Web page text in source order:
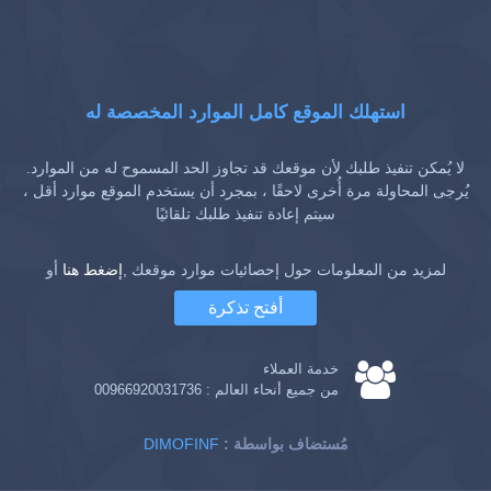
استهلك الموقع كامل الموارد المخصصة له
لا يُمكن تنفيذ طلبك لأن موقعك قد تجاوز الحد المسموح له من الموارد.
يُرجى المحاولة مرة أُخرى لاحقًا ، بمجرد أن يستخدم الموقع موارد أقل ،
سيتم إعادة تنفيذ طلبك تلقائيًا
لمزيد من المعلومات حول إحصائيات موارد موقعك ,إضغط هنا أو
أفتح تذكرة
خدمة العملاء
من جميع أنحاء العالم : 00966920031736
DIMOFINF : مُستضاف بواسطة